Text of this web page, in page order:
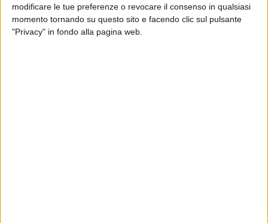
modificare le tue preferenze o revocare il consenso in qualsiasi
momento tornando su questo sito e facendo clic sul pulsante
"Privacy" in fondo alla pagina web.